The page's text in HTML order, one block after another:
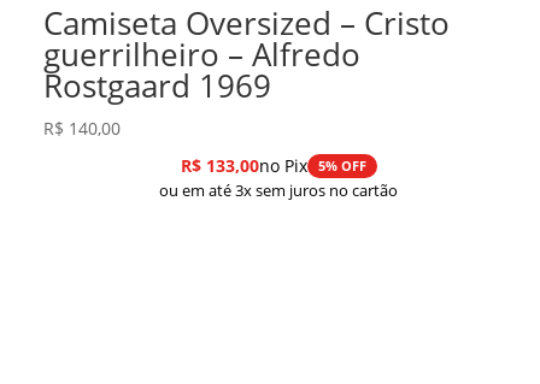
Camiseta Oversized – Cristo
guerrilheiro – Alfredo
Rostgaard 1969
R$ 140,00
R$133,00no Pix 5% OFF
ou em até 3x sem juros no cartão